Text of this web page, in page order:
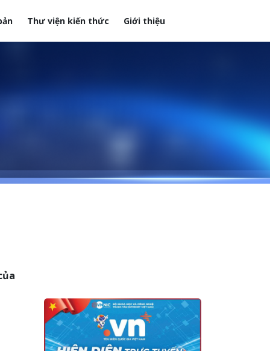
Thư viện kiến thức Giới thiệu